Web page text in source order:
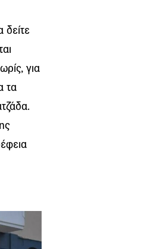
δείτε
για
τα